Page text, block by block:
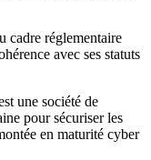
cadre réglementaire
avec ses statuts
une société de
pour sécuriser les
en maturité cyber